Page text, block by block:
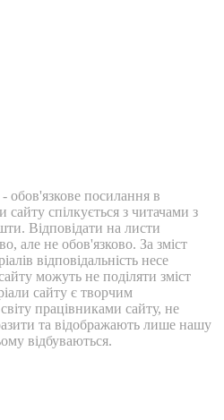
- обов'язкове посилання в
спілкується з читачами з
Відповідати на листи
але не обов'язково. За зміст
відповідальність несе
можуть не поділяти зміст
сайту є творчим
працівниками сайту, не
та відображають лише нашу
відбуваються.